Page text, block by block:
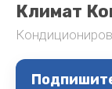
Климат